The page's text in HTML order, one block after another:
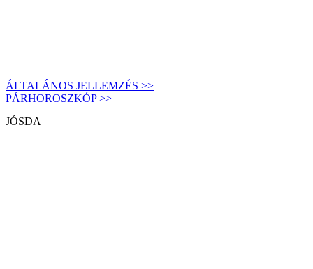
ÁLTALÁNOS JELLEMZÉS >>
PÁRHOROSZKÓP >>
JÓSDA